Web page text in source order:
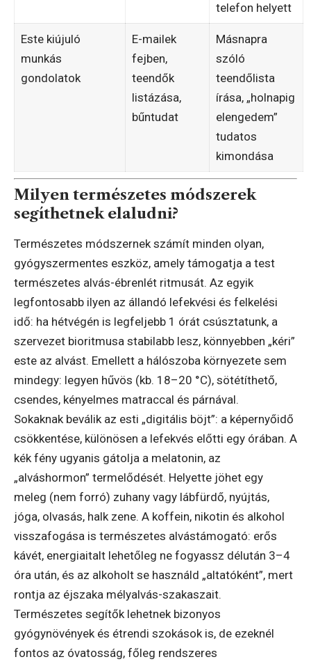
telefon helyett
Este kiújuló
munkás
gondolatok
E-mailek
fejben,
teendők
listázása,
bűntudat
Másnapra
szóló
teendőlista
írása, „holnapig
elengedem”
tudatos
kimondása
Milyen természetes módszerek
segíthetnek elaludni?
Természetes módszernek számít minden olyan,
gyógyszermentes eszköz, amely támogatja a test
természetes alvás-ébrenlét ritmusát. Az egyik
legfontosabb ilyen az állandó lefekvési és felkelési
idő: ha hétvégén is legfeljebb 1 órát csúsztatunk, a
szervezet bioritmusa stabilabb lesz, könnyebben „kéri”
este az alvást. Emellett a hálószoba környezete sem
mindegy: legyen hűvös (kb. 18–20 °C), sötétíthető,
csendes, kényelmes matraccal és párnával.
Sokaknak beválik az esti „digitális böjt”: a képernyőidő
csökkentése, különösen a lefekvés előtti egy órában. A
kék fény ugyanis gátolja a melatonin, az
„alváshormon” termelődését. Helyette jöhet egy
meleg (nem forró) zuhany vagy lábfürdő, nyújtás,
jóga, olvasás, halk zene. A koffein, nikotin és alkohol
visszafogása is természetes alvástámogató: erős
kávét, energiaitalt lehetőleg ne fogyassz délután 3–4
óra után, és az alkoholt se használd „altatóként”, mert
rontja az éjszaka mélyalvás-szakaszait.
Természetes segítők lehetnek bizonyos
gyógynövények és étrendi szokások is, de ezeknél
fontos az óvatosság, főleg rendszeres